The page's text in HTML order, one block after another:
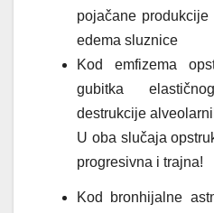
pojačane
edema sluznice
Kod emfizema
gubitka
destrukcije
U oba slučaja
progresivna i trajna!
Kod bronhijalne